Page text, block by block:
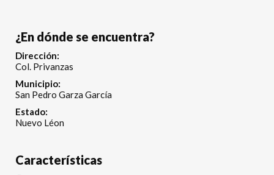
¿En dónde se encuentra?
Dirección:
Col. Privanzas
Municipio:
San Pedro Garza García
Estado:
Nuevo Léon
Características